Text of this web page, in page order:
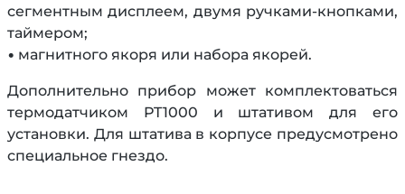
сегментным дисплеем, двумя ручками-кнопками,
таймером;
• магнитного якоря или набора якорей.
Дополнительно прибор может комплектоваться
термодатчиком PT1000 и штативом для его
установки. Для штатива в корпусе предусмотрено
специальное гнездо.